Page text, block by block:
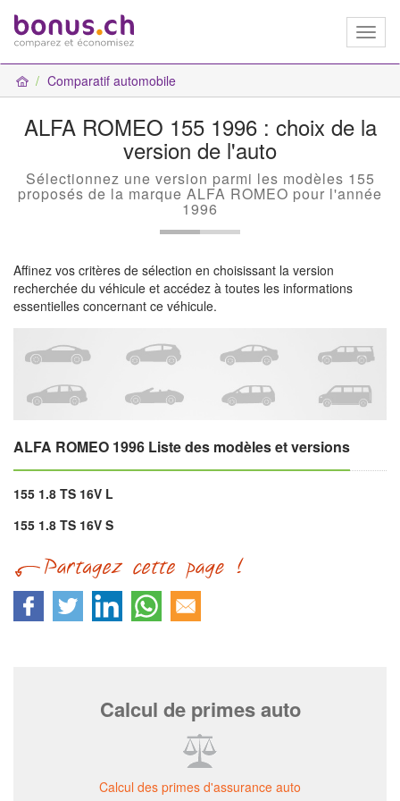
Comparatif automobile
ALFA ROMEO 155 1996 : choix de la
version de l'auto
Sélectionnez une version parmi les modèles 155
proposés de la marque ALFA ROMEO pour l'année
1996
Affinez vos critères de sélection en choisissant la version
recherchée du véhicule et accédez à toutes les informations
essentielles concernant ce véhicule.
ALFA ROMEO 1996 Liste des modèles et versions
155 1.8 TS 16V L
155 1.8 TS 16V S
Calcul de primes auto
Calcul des primes d'assurance auto